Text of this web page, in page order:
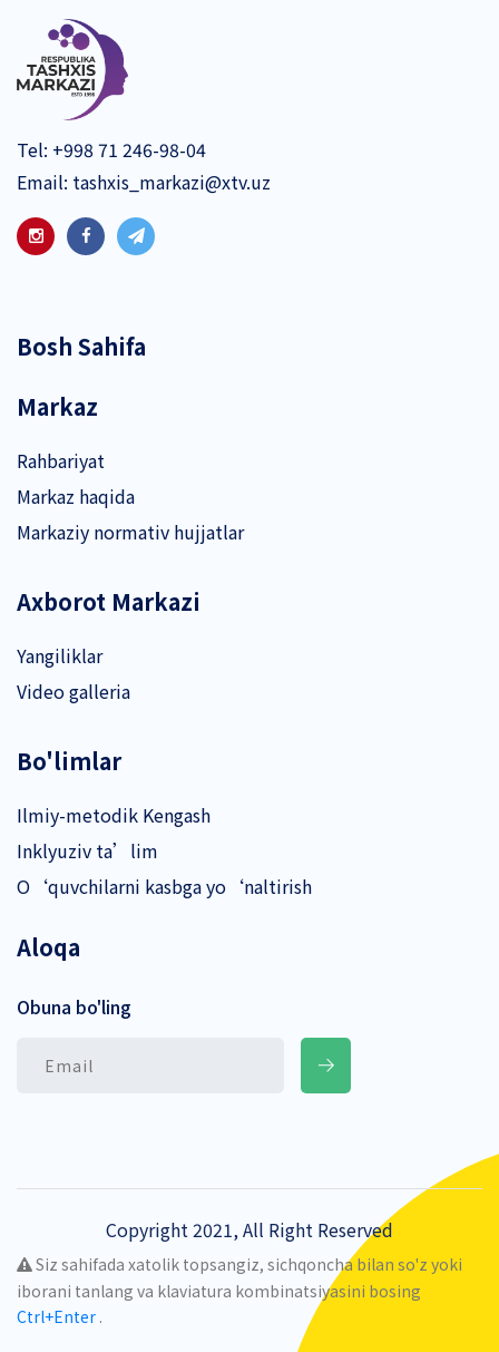
Tel: +998 71 246-98-04
Email: tashxis_markazi@xtv.uz
Bosh Sahifa
Markaz
Rahbariyat
Markaz haqida
Markaziy normativ hujjatlar
Axborot Markazi
Yangiliklar
Video galleria
Bo'limlar
Ilmiy-metodik Kengash
Inklyuziv ta’lim
O‘quvchilarni kasbga yo‘naltirish
Aloqa
Obuna bo'ling
Copyright 2021, All Right Reserved
Siz sahifada xatolik topsangiz, sichqoncha bilan so'z yoki
iborani tanlang va klaviatura kombinatsiyasini bosing
Ctrl+Enter .